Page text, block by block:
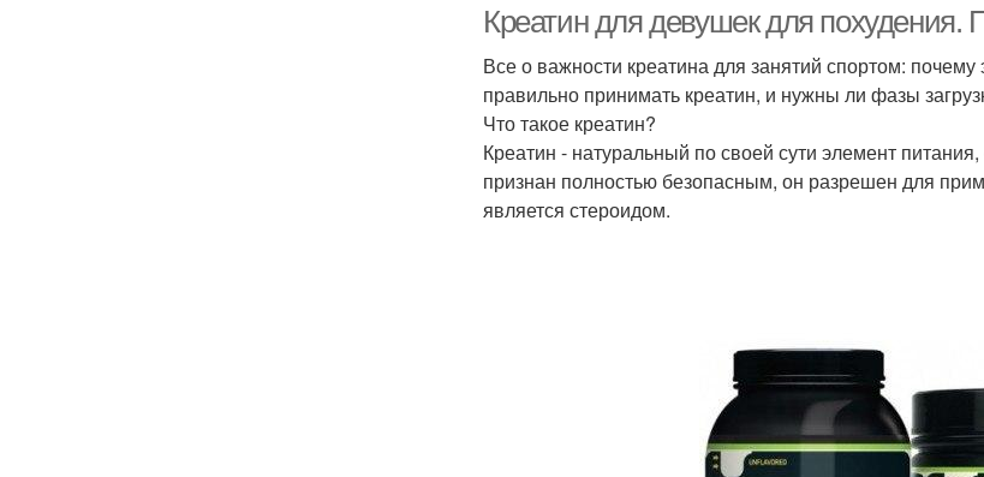
Креатин для девушек для похудения.
Все о важности креатина для занятий спортом:
правильно принимать креатин, и нужны ли фазы
Что такое креатин?
Креатин - натуральный по своей сути элемент
признан полностью безопасным, он разрешен для
является стероидом.